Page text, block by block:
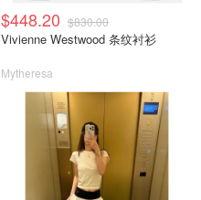
$448.20 $830.00
Vivienne Westwood 条纹衬衫
Mytheresa